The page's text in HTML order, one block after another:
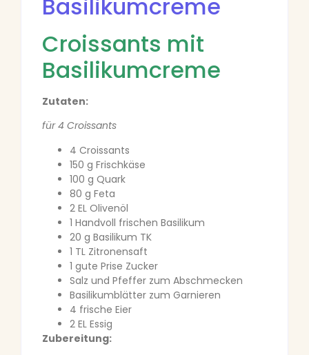
Croissants mit
Basilikumcreme
Zutaten:
für 4 Croissants
4 Croissants
150 g Frischkäse
100 g Quark
80 g Feta
2 EL Olivenöl
1 Handvoll frischen Basilikum
20 g Basilikum TK
1 TL Zitronensaft
1 gute Prise Zucker
Salz und Pfeffer zum Abschmecken
Basilikumblätter zum Garnieren
4 frische Eier
2 EL Essig
Zubereitung: